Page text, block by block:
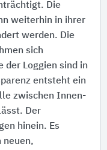
Die
weiterhin in ihrer
werden. Die
sich
der Loggien sind in
entsteht ein
zwischen Innen-
Der
hinein. Es
neuen,